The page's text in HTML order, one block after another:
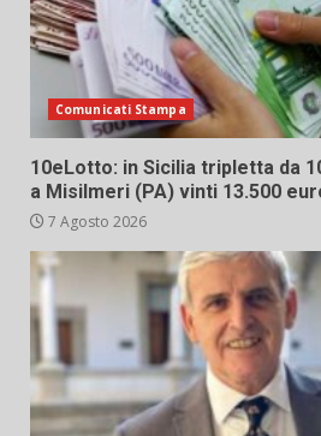
Comunicati Stampa
10eLotto: in Sicilia tripletta da
a Misilmeri (PA) vinti 13.500
7 Agosto 2026